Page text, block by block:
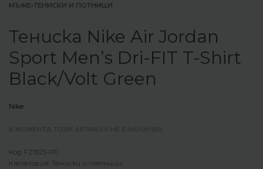
МЪЖЕ›ТЕНИСКИ И ПОТНИЦИ
Тениска Nike Air Jordan
Sport Men’s Dri-FIT T-Shirt
Black/Volt Green
Nike
FZ1925-010
Категория: Тениски и потници